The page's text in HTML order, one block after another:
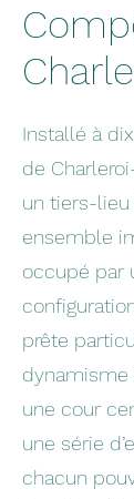
Installé à
de
un tiers-lieu
ensemble
occupé par
prête
dynamisme
une cour
une série
chacun